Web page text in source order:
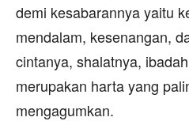
demi kesabarannya yaitu
mendalam, kesenangan,
cintanya, shalatnya,
merupakan harta yang
mengagumkan.